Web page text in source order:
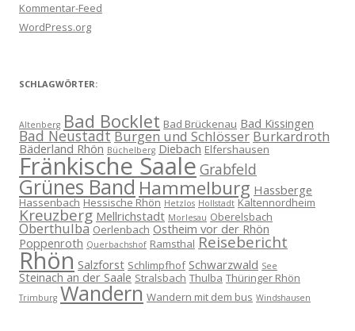
Kommentar-Feed
WordPress.org
SCHLAGWÖRTER:
Altenberg Bad Bocklet Bad Brückenau Bad Kissingen
Bad NeustadtBurgen und Schlösser Burkardroth
Bäderland Rhön Büchelberg Diebach Elfershausen
Fränkische Saale Grabfeld
Grünes BandHammelburg Hassberge
Hassenbach Hessische Rhön Hetzlos Hollstadt Kaltennordheim
Kreuzberg Mellrichstadt Morlesau Oberelsbach
Oberthulba Oerlenbach Ostheim vor der Rhön
Poppenroth Querbachshof Ramsthal Reisebericht
Rhön Salzforst Schlimpfhof Schwarzwald See
Steinach an der Saale Stralsbach Thulba Thüringer Rhön
Trimburg Wandern Wandern mit dem bus Windshausen